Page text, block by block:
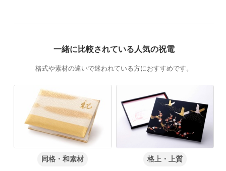
一緒に比較されている人気の祝電
格式や素材の違いで迷われている方におすすめです。
同格・和素材 格上・上質